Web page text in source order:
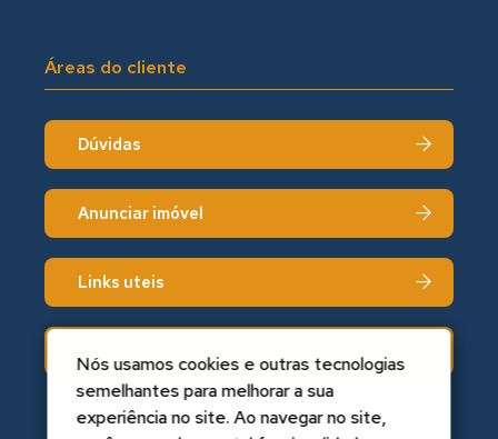
Áreas do cliente
Dúvidas
Anunciar imóvel
Links uteis
Nós usamos cookies e outras tecnologias
semelhantes para melhorar a sua
experiência no site. Ao navegar no site,